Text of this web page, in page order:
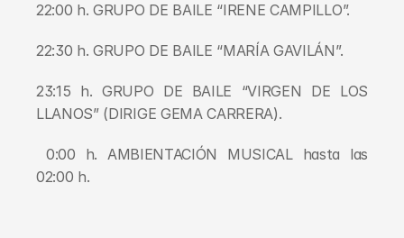
22:00 h. GRUPO DE BAILE “IRENE CAMPILLO”.
22:30 h. GRUPO DE BAILE “MARÍA GAVILÁN”.
23:15 h. GRUPO DE BAILE “VIRGEN DE LOS
LLANOS” (DIRIGE GEMA CARRERA).
0:00 h. AMBIENTACIÓN MUSICAL hasta las
02:00 h.